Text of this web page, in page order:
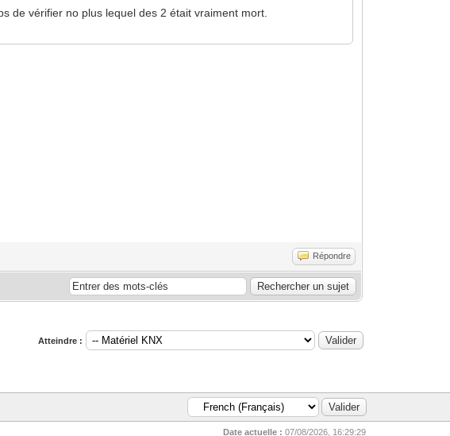
de vérifier no plus lequel des 2 était vraiment mort.
Répondre
Atteindre :
Date actuelle : 07/08/2026, 16:29:29